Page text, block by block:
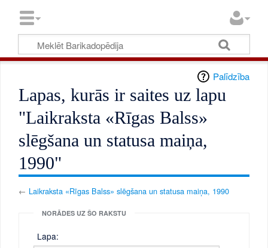
Palīdzība
Lapas, kurās ir saites uz lapu
"Laikraksta «Rīgas Balss»
slēgšana un statusa maiņa,
1990"
← Laikraksta «Rīgas Balss» slēgšana un statusa maiņa, 1990
NORĀDES UZ ŠO RAKSTU
Lapa: